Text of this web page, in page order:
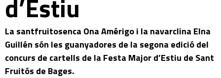
d’Estiu
La santfruitosenca Ona Amérigo i la navarclina Elna
Guillén són les guanyadores de la segona edició del
concurs de cartells de la Festa Major d’Estiu de Sant
Fruitós de Bages.